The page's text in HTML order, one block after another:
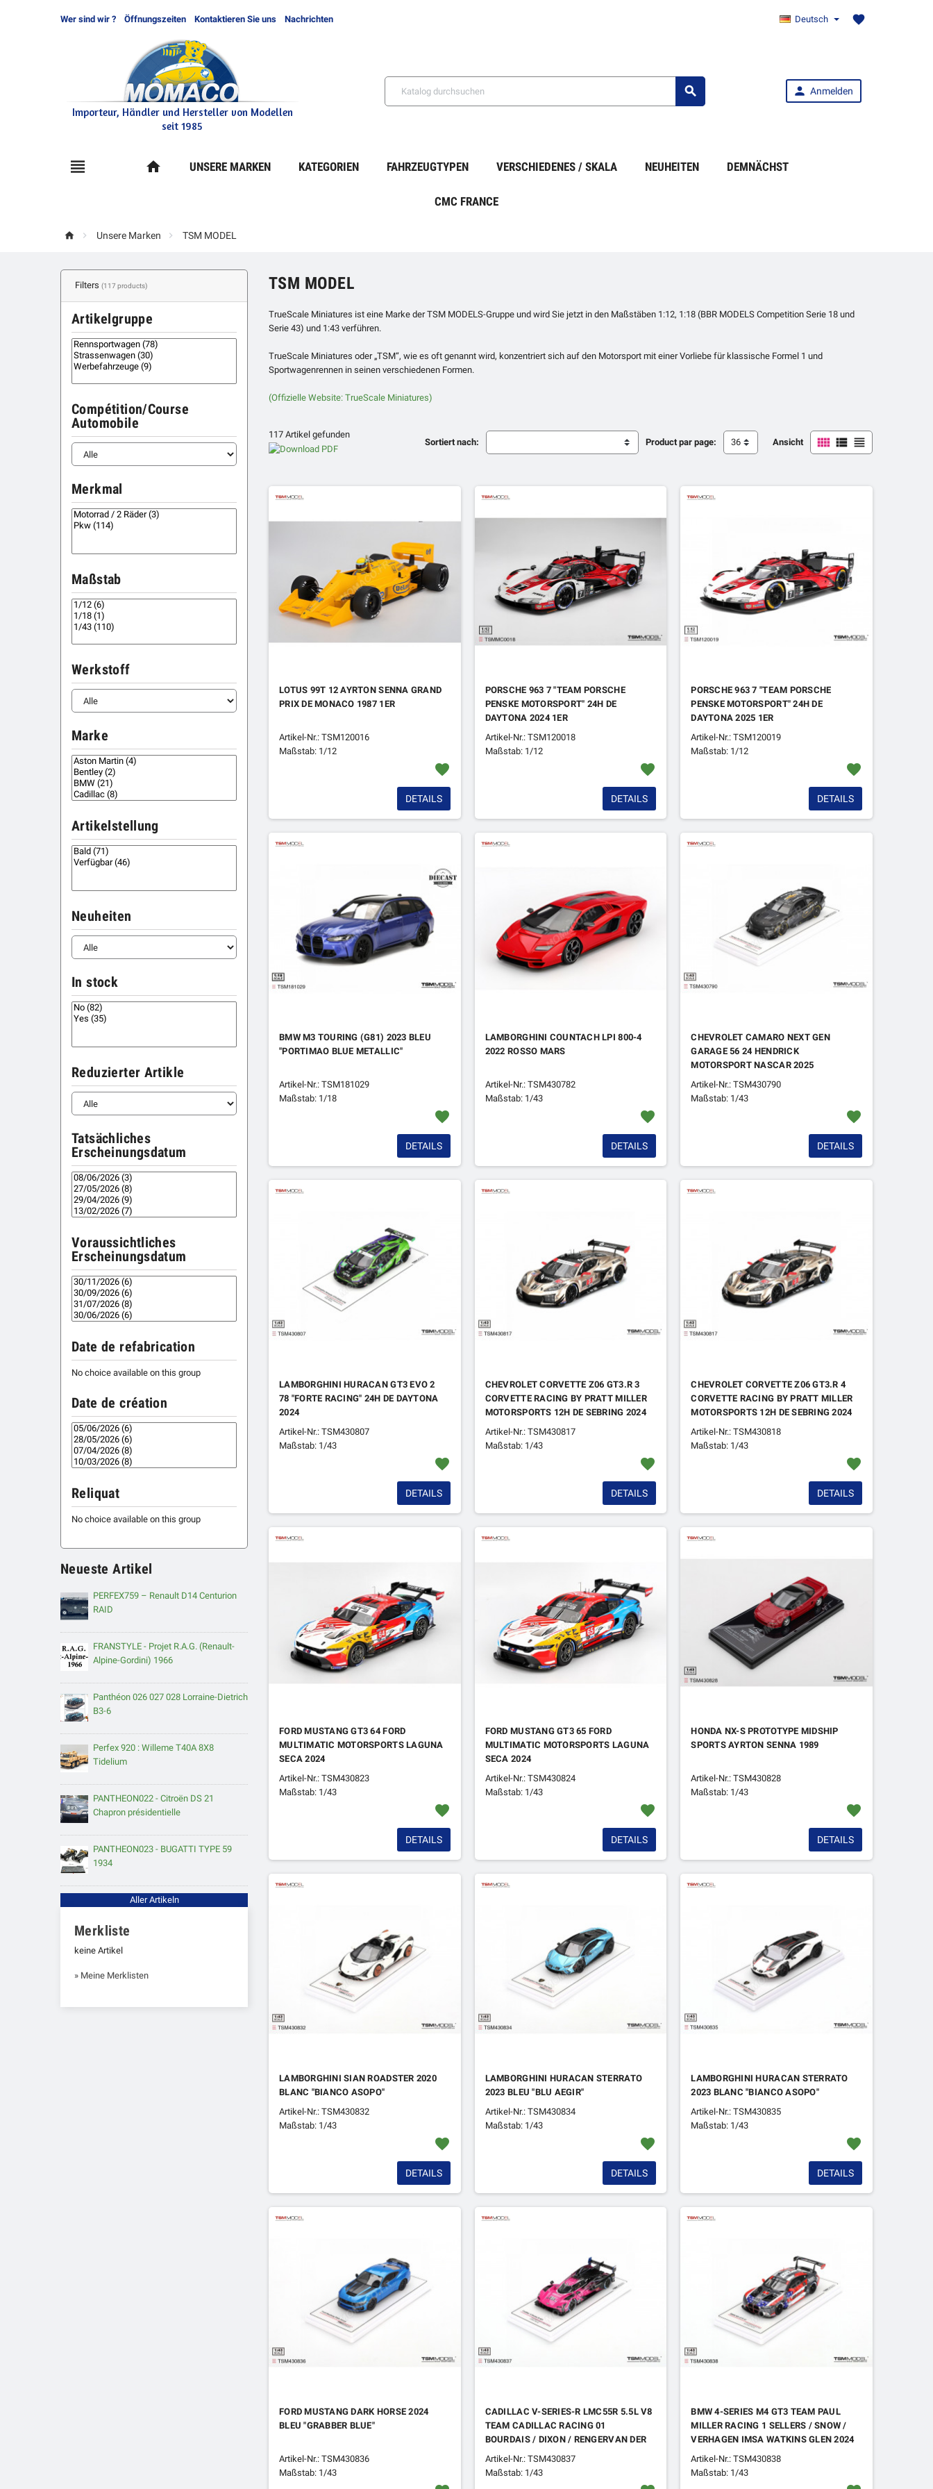
Wer sind wir ? Öffnungszeiten Kontaktieren Sie uns Nachrichten Deutsch favorite
Importeur, Händler und Hersteller von Modellen
seit 1985
  Anmelden
 home UNSERE MARKEN KATEGORIEN FAHRZEUGTYPEN VERSCHIEDENES / SKALA NEUHEITEN DEMNÄCHST
CMC FRANCE
  Unsere Marken  TSM MODEL
Filters (117 products)
Artikelgruppe
Compétition/Course
Automobile
Merkmal
Maßstab
Werkstoff
Marke
Artikelstellung
Neuheiten
In stock
Reduzierter Artikle
Tatsächliches
Erscheinungsdatum
Voraussichtliches
Erscheinungsdatum
Date de refabrication
No choice available on this group
Date de création
Reliquat
No choice available on this group
Neueste Artikel
PERFEX759 – Renault D14 Centurion
RAID
FRANSTYLE - Projet R.A.G. (Renault-
Alpine-Gordini) 1966
Panthéon 026 027 028 Lorraine-Dietrich
B3-6
Perfex 920 : Willeme T40A 8X8
Tidelium
PANTHEON022 - Citroën DS 21
Chapron présidentielle
PANTHEON023 - BUGATTI TYPE 59
1934
Aller Artikeln
Merkliste
keine Artikel
» Meine Merklisten
TSM MODEL
TrueScale Miniatures ist eine Marke der TSM MODELS-Gruppe und wird Sie jetzt in den Maßstäben 1:12, 1:18 (BBR MODELS Competition Serie 18 und
Serie 43) und 1:43 verführen.
TrueScale Miniatures oder „TSM“, wie es oft genannt wird, konzentriert sich auf den Motorsport mit einer Vorliebe für klassische Formel 1 und
Sportwagenrennen in seinen verschiedenen Formen.
(Offizielle Website: TrueScale Miniatures)
117 Artikel gefunden
Sortiert nach: Product par page: 36 Ansicht   
LOTUS 99T 12 AYRTON SENNA GRAND
PRIX DE MONACO 1987 1ER
Artikel-Nr.: TSM120016
Maßstab: 1/12
favorite
DETAILS
PORSCHE 963 7 "TEAM PORSCHE
PENSKE MOTORSPORT" 24H DE
DAYTONA 2024 1ER
Artikel-Nr.: TSM120018
Maßstab: 1/12
favorite
DETAILS
PORSCHE 963 7 "TEAM PORSCHE
PENSKE MOTORSPORT" 24H DE
DAYTONA 2025 1ER
Artikel-Nr.: TSM120019
Maßstab: 1/12
favorite
DETAILS
BMW M3 TOURING (G81) 2023 BLEU
"PORTIMAO BLUE METALLIC"
Artikel-Nr.: TSM181029
Maßstab: 1/18
favorite
DETAILS
LAMBORGHINI COUNTACH LPI 800-4
2022 ROSSO MARS
Artikel-Nr.: TSM430782
Maßstab: 1/43
favorite
DETAILS
CHEVROLET CAMARO NEXT GEN
GARAGE 56 24 HENDRICK
MOTORSPORT NASCAR 2025
Artikel-Nr.: TSM430790
Maßstab: 1/43
favorite
DETAILS
LAMBORGHINI HURACAN GT3 EVO 2
78 "FORTE RACING" 24H DE DAYTONA
2024
Artikel-Nr.: TSM430807
Maßstab: 1/43
favorite
DETAILS
CHEVROLET CORVETTE Z06 GT3.R 3
CORVETTE RACING BY PRATT MILLER
MOTORSPORTS 12H DE SEBRING 2024
Artikel-Nr.: TSM430817
Maßstab: 1/43
favorite
DETAILS
CHEVROLET CORVETTE Z06 GT3.R 4
CORVETTE RACING BY PRATT MILLER
MOTORSPORTS 12H DE SEBRING 2024
Artikel-Nr.: TSM430818
Maßstab: 1/43
favorite
DETAILS
FORD MUSTANG GT3 64 FORD
MULTIMATIC MOTORSPORTS LAGUNA
SECA 2024
Artikel-Nr.: TSM430823
Maßstab: 1/43
favorite
DETAILS
FORD MUSTANG GT3 65 FORD
MULTIMATIC MOTORSPORTS LAGUNA
SECA 2024
Artikel-Nr.: TSM430824
Maßstab: 1/43
favorite
DETAILS
HONDA NX-S PROTOTYPE MIDSHIP
SPORTS AYRTON SENNA 1989
Artikel-Nr.: TSM430828
Maßstab: 1/43
favorite
DETAILS
LAMBORGHINI SIAN ROADSTER 2020
BLANC "BIANCO ASOPO"
Artikel-Nr.: TSM430832
Maßstab: 1/43
favorite
DETAILS
LAMBORGHINI HURACAN STERRATO
2023 BLEU "BLU AEGIR"
Artikel-Nr.: TSM430834
Maßstab: 1/43
favorite
DETAILS
LAMBORGHINI HURACAN STERRATO
2023 BLANC "BIANCO ASOPO"
Artikel-Nr.: TSM430835
Maßstab: 1/43
favorite
DETAILS
FORD MUSTANG DARK HORSE 2024
BLEU "GRABBER BLUE"
Artikel-Nr.: TSM430836
Maßstab: 1/43
CADILLAC V-SERIES-R LMC55R 5.5L V8
TEAM CADILLAC RACING 01
BOURDAIS / DIXON / RENGERVAN DER
ZANDE IMSA PETIT LE MANS 2024 1ER
Artikel-Nr.: TSM430837
Maßstab: 1/43
BMW 4-SERIES M4 GT3 TEAM PAUL
MILLER RACING 1 SELLERS / SNOW /
VERHAGEN IMSA WATKINS GLEN 2024
Artikel-Nr.: TSM430838
Maßstab: 1/43